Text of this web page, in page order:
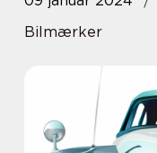
Bilmærker